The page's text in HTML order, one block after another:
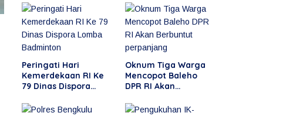
Menjelang Hari Raya
Idul Fitri 1446 H
Tahun 2025
Peringati Hari
Kemerdekaan RI Ke
79 Dinas Dispora
Oknum Tiga Warga
Mencopot Baleho
DPR RI Akan
perpanjang